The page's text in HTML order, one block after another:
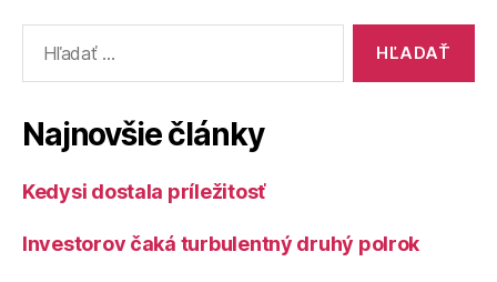
Najnovšie články
Kedysi dostala príležitosť
Investorov čaká turbulentný druhý polrok